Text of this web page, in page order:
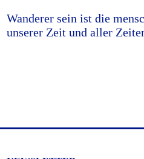
Wanderer sein ist die
unserer Zeit und aller